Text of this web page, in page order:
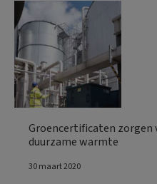
Groencertificaten zorgen
duurzame warmte
30 maart 2020